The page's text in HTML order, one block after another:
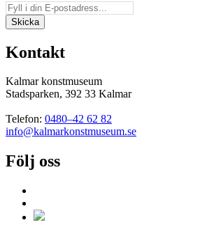
Kontakt
Kalmar konstmuseum
Stadsparken, 392 33 Kalmar
Telefon: 0480–42 62 82
info@kalmarkonstmuseum.se
Följ oss